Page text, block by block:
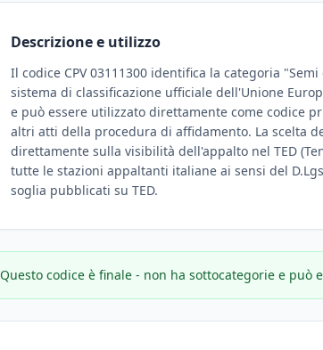
Descrizione e utilizzo
Il codice CPV 03111300 identifica la categoria
sistema di classificazione ufficiale dell'Unione
e può essere utilizzato direttamente come codice
altri atti della procedura di affidamento. La scelta
direttamente sulla visibilità dell'appalto nel TED
tutte le stazioni appaltanti italiane ai sensi del
soglia pubblicati su TED.
Questo codice è finale - non ha sottocategorie e